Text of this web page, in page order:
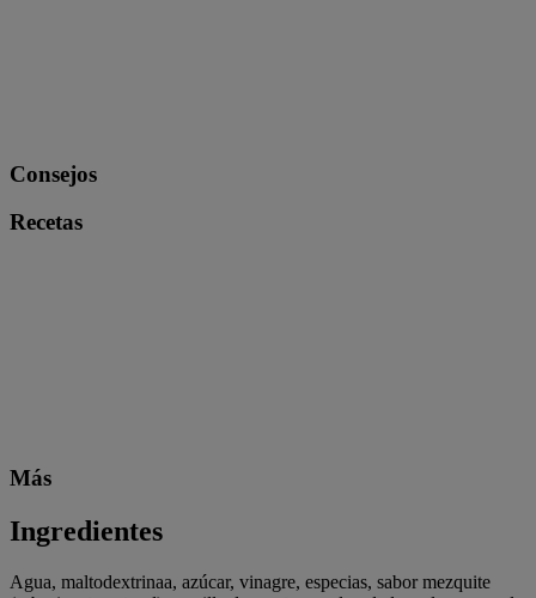
Consejos
Recetas
Más
Ingredientes
Agua, maltodextrinaa, azúcar, vinagre, especias, sabor mezquite